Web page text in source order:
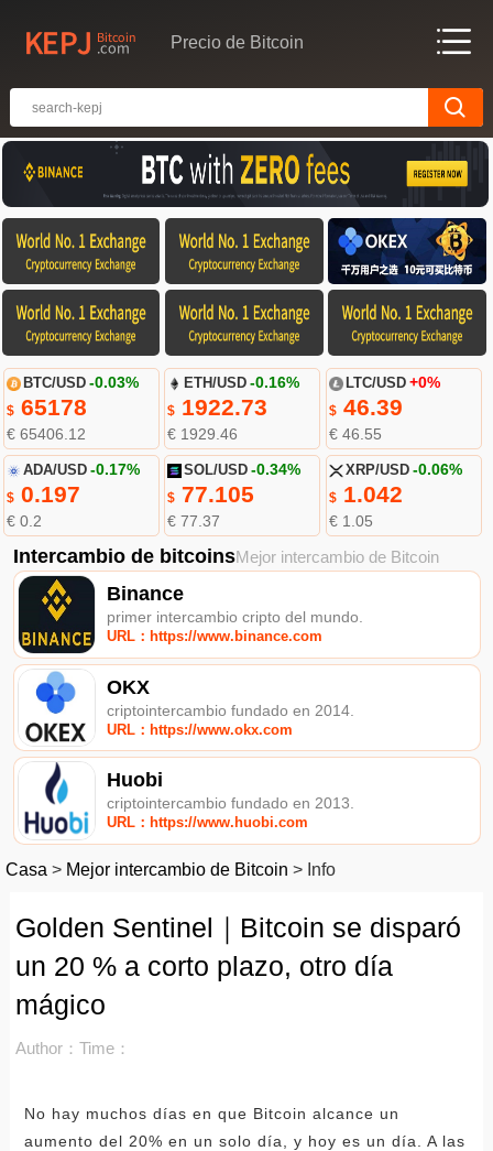
Precio de Bitcoin
BTC/USD -0.03%
$65178
€ 65406.12
ETH/USD -0.16%
$ 1922.73
€ 1929.46
LTC/USD +0%
$46.39
€ 46.55
ADA/USD -0.17%
$0.197
€ 0.2
SOL/USD -0.34%
$ 77.105
€ 77.37
XRP/USD -0.06%
$1.042
€ 1.05
Intercambio de bitcoinsMejor intercambio de Bitcoin
Binance
primer intercambio cripto del mundo.
URL：https://www.binance.com
OKX
criptointercambio fundado en 2014.
URL：https://www.okx.com
Huobi
criptointercambio fundado en 2013.
URL：https://www.huobi.com
Casa > Mejor intercambio de Bitcoin > Info
Golden Sentinel｜Bitcoin se disparó
un 20 % a corto plazo, otro día
mágico
Author： Time：
No hay muchos días en que Bitcoin alcance un
aumento del 20% en un solo día, y hoy es un día. A las